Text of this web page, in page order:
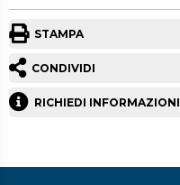
STAMPA
CONDIVIDI
RICHIEDI INFORMAZIONI